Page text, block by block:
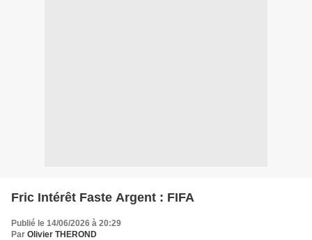
Fric Intérêt Faste Argent : FIFA
Publié le 14/06/2026 à 20:29
Par Olivier THEROND